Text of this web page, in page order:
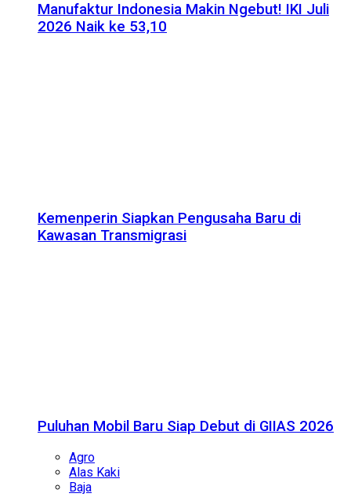
Manufaktur Indonesia Makin Ngebut! IKI Juli
2026 Naik ke 53,10
Kemenperin Siapkan Pengusaha Baru di
Kawasan Transmigrasi
Puluhan Mobil Baru Siap Debut di GIIAS 2026
Agro
Alas Kaki
Baja